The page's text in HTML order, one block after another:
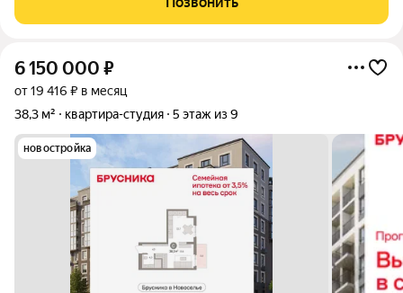
балкон на кухне. Квартира очень тёплая и тихая, окна
6 150 000 ₽
от 19 416 ₽ в месяц
38,3 м²
квартира-студия 5 этаж из 9
новостройка